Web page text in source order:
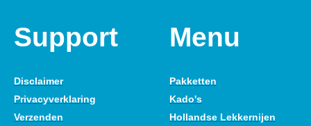
Support
Disclaimer
Privacyverklaring
Verzenden
Menu
Pakketten
Kado's
Hollandse Lekkernijen